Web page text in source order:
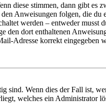
diese stimmen, dann gibt es
Anweisungen folgen, die
werden – entweder musst
dort enthaltenen
Adresse korrekt eingegeben
Wenn dies der Fall ist,
welches ein Administrator